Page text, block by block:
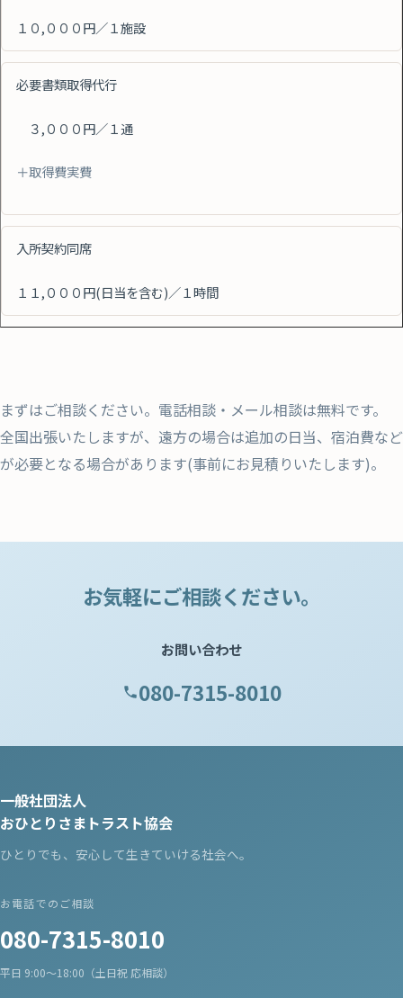
１０,０００円／１施設
必要書類取得代行
３,０００円／１通
＋取得費実費
入所契約同席
１１,０００円(日当を含む)／１時間
まずはご相談ください。電話相談・メール相談は無料です。
全国出張いたしますが、遠方の場合は追加の日当、宿泊費など
が必要となる場合があります(事前にお見積りいたします)。
お気軽にご相談ください。
お問い合わせ
080-7315-8010
一般社団法人
おひとりさまトラスト協会
ひとりでも、安心して生きていける社会へ。
お電話でのご相談
080-7315-8010
平日 9:00〜18:00（土日祝 応相談）